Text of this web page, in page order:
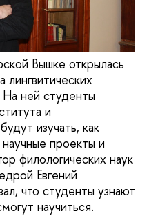
Вышке открылась
лингвитических
ней студенты
и
изучать, как
проекты и
филологических наук
Евгений
что студенты узнают
научиться.